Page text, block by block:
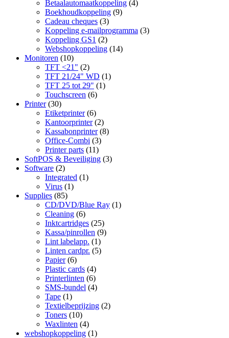
Betaalautomaatkoppeling (4)
Boekhoudkoppeling (9)
Cadeau cheques (3)
Koppeling e-mailprogramma (3)
Koppeling GS1 (2)
Webshopkoppeling (14)
Monitoren (10)
TFT <21" (2)
TFT 21/24" WD (1)
TFT 25 tot 29" (1)
Touchscreen (6)
Printer (30)
Etiketprinter (6)
Kantoorprinter (2)
Kassabonprinter (8)
Office-Combi (3)
Printer parts (11)
SoftPOS & Beveiliging (3)
Software (2)
Integrated (1)
Virus (1)
Supplies (85)
CD/DVD/Blue Ray (1)
Cleaning (6)
Inktcartridges (25)
Kassa/pinrollen (9)
Lint labelapp. (1)
Linten cardpr. (5)
Papier (6)
Plastic cards (4)
Printerlinten (6)
SMS-bundel (4)
Tape (1)
Textielbeprijzing (2)
Toners (10)
Waxlinten (4)
webshopkoppeling (1)